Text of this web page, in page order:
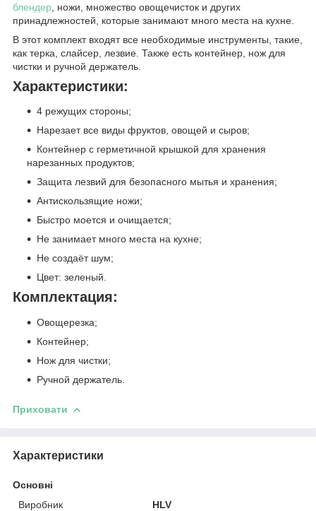
блендер , ножи, множество овощечисток и других
принадлежностей, которые занимают много места на кухне.
В этот комплект входят все необходимые инструменты, такие,
как терка, слайсер, лезвие. Также есть контейнер, нож для
чистки и ручной держатель.
Характеристики:
4 режущих стороны;
Нарезает все виды фруктов, овощей и сыров;
Контейнер с герметичной крышкой для хранения
нарезанных продуктов;
Защита лезвий для безопасного мытья и хранения;
Антискользящие ножи;
Быстро моется и очищается;
Не занимает много места на кухне;
Не создаёт шум;
Цвет: зеленый.
Комплектация:
Овощерезка;
Контейнер;
Нож для чистки;
Ручной держатель.
Приховати
Характеристики
Основні
Виробник
HLV